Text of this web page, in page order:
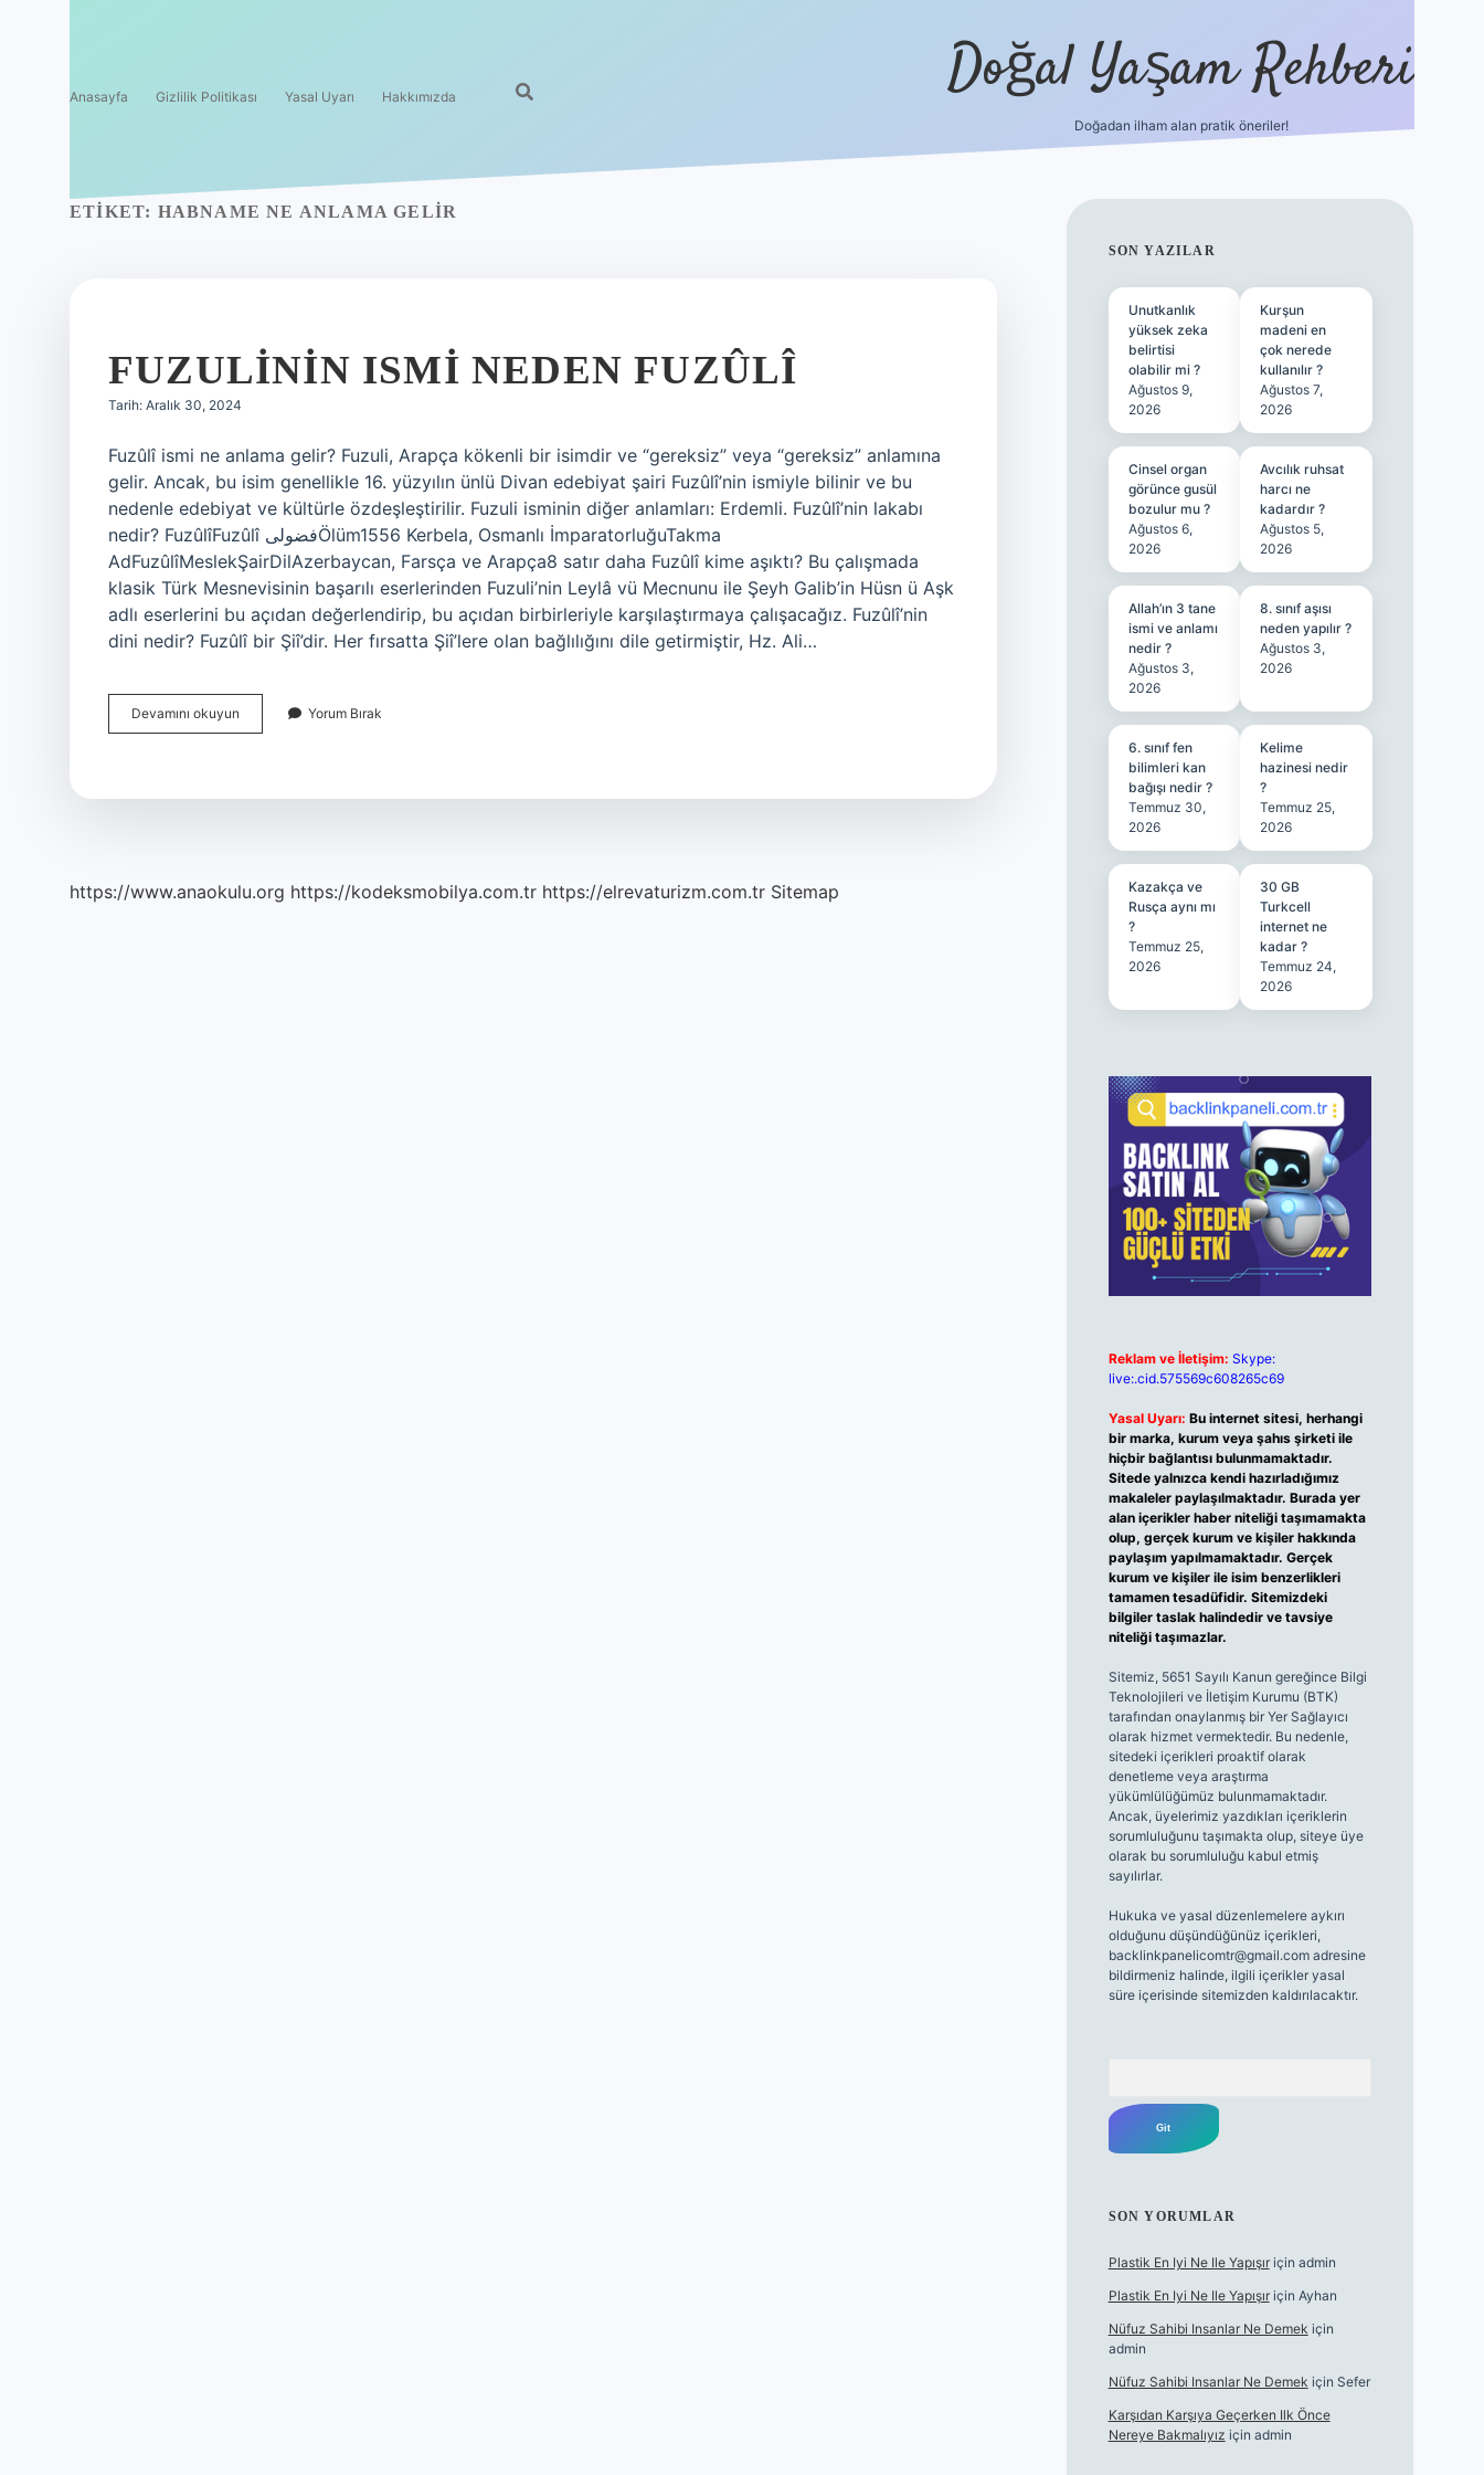
Anasayfa Gizlilik Politikası Yasal Uyarı Hakkımızda Doğal Yaşam Rehberi
Doğadan ilham alan pratik öneriler!
ETIKET: HABNAME NE ANLAMA GELIR
FUZULININ ISMI NEDEN FUZÛLÎ
Tarih: Aralık 30, 2024
Fuzûlî ismi ne anlama gelir? Fuzuli, Arapça kökenli bir isimdir ve “gereksiz” veya “gereksiz” anlamına
gelir. Ancak, bu isim genellikle 16. yüzyılın ünlü Divan edebiyat şairi Fuzûlî’nin ismiyle bilinir ve bu
nedenle edebiyat ve kültürle özdeşleştirilir. Fuzuli isminin diğer anlamları: Erdemli. Fuzûlî’nin lakabı
nedir? FuzûlîFuzûlî فضولیÖlüm1556 Kerbela, Osmanlı İmparatorluğuTakma
AdFuzûlîMeslekŞairDilAzerbaycan, Farsça ve Arapça8 satır daha Fuzûlî kime aşıktı? Bu çalışmada
klasik Türk Mesnevisinin başarılı eserlerinden Fuzuli’nin Leylâ vü Mecnunu ile Şeyh Galib’in Hüsn ü Aşk
adlı eserlerini bu açıdan değerlendirip, bu açıdan birbirleriyle karşılaştırmaya çalışacağız. Fuzûlî’nin
dini nedir? Fuzûlî bir Şiî’dir. Her fırsatta Şiî’lere olan bağlılığını dile getirmiştir, Hz. Ali…
Devamını okuyun Fuzulinin
Ismi
Yorum Bırak
https://www.anaokulu.org https://kodeksmobilya.com.tr https://elrevaturizm.com.tr Sitemap
SIDEBAR
SON YAZILAR
Unutkanlık
yüksek zeka
belirtisi
olabilir mi ?
Ağustos 9,
2026
Kurşun
madeni en
çok nerede
kullanılır ?
Ağustos 7,
2026
Cinsel organ
görünce gusül
bozulur mu ?
Ağustos 6,
2026
Avcılık ruhsat
harcı ne
kadardır ?
Ağustos 5,
2026
Allah’ın 3 tane
ismi ve anlamı
nedir ?
Ağustos 3,
2026
8. sınıf aşısı
neden yapılır ?
Ağustos 3,
2026
6. sınıf fen
bilimleri kan
bağışı nedir ?
Temmuz 30,
2026
Kelime
hazinesi nedir
?
Temmuz 25,
2026
Kazakça ve
Rusça aynı mı
?
Temmuz 25,
2026
30 GB
Turkcell
internet ne
kadar ?
Temmuz 24,
2026
Reklam ve İletişim: Skype:
live:.cid.575569c608265c69
Yasal Uyarı: Bu internet sitesi, herhangi
bir marka, kurum veya şahıs şirketi ile
hiçbir bağlantısı bulunmamaktadır.
Sitede yalnızca kendi hazırladığımız
makaleler paylaşılmaktadır. Burada yer
alan içerikler haber niteliği taşımamakta
olup, gerçek kurum ve kişiler hakkında
paylaşım yapılmamaktadır. Gerçek
kurum ve kişiler ile isim benzerlikleri
tamamen tesadüfidir. Sitemizdeki
bilgiler taslak halindedir ve tavsiye
niteliği taşımazlar.
Sitemiz, 5651 Sayılı Kanun gereğince Bilgi
Teknolojileri ve İletişim Kurumu (BTK)
tarafından onaylanmış bir Yer Sağlayıcı
olarak hizmet vermektedir. Bu nedenle,
sitedeki içerikleri proaktif olarak
denetleme veya araştırma
yükümlülüğümüz bulunmamaktadır.
Ancak, üyelerimiz yazdıkları içeriklerin
sorumluluğunu taşımakta olup, siteye üye
olarak bu sorumluluğu kabul etmiş
sayılırlar.
Hukuka ve yasal düzenlemelere aykırı
olduğunu düşündüğünüz içerikleri,
backlinkpanelicomtr@gmail.comadresine
bildirmeniz halinde, ilgili içerikler yasal
süre içerisinde sitemizden kaldırılacaktır.
SON YORUMLAR
Plastik En Iyi Ne Ile Yapışıriçin admin
Plastik En Iyi Ne Ile Yapışıriçin Ayhan
Nüfuz Sahibi Insanlar Ne Demek için
admin
Nüfuz Sahibi Insanlar Ne Demek için Sefer
Karşıdan Karşıya Geçerken Ilk Önce
Nereye Bakmalıyız için admin
tulipbet.online